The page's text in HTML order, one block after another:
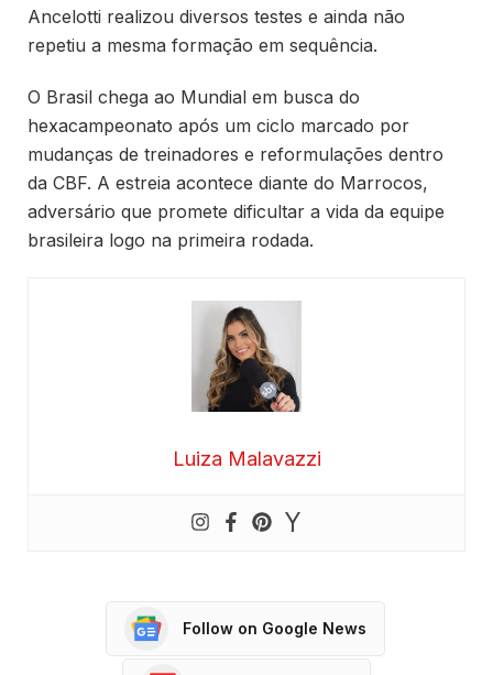
Ancelotti realizou diversos testes e ainda não
repetiu a mesma formação em sequência.
O Brasil chega ao Mundial em busca do
hexacampeonato após um ciclo marcado por
mudanças de treinadores e reformulações dentro
da CBF. A estreia acontece diante do Marrocos,
adversário que promete dificultar a vida da equipe
brasileira logo na primeira rodada.
Luiza Malavazzi
Follow on Google News